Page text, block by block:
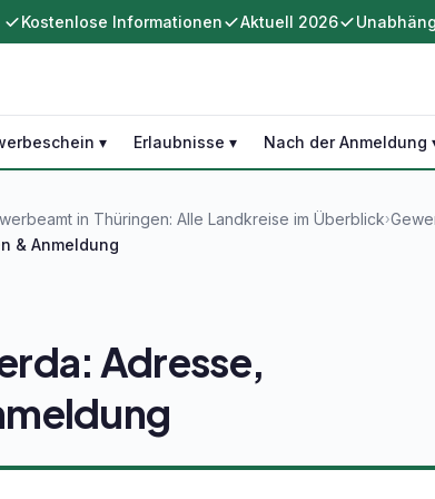
Kostenlose Informationen Aktuell 2026
▾ Erlaubnisse ▾ Nach der Anmeldung
in Thüringen: Alle Landkreise im Überblick›
& Anmeldung
Adresse,